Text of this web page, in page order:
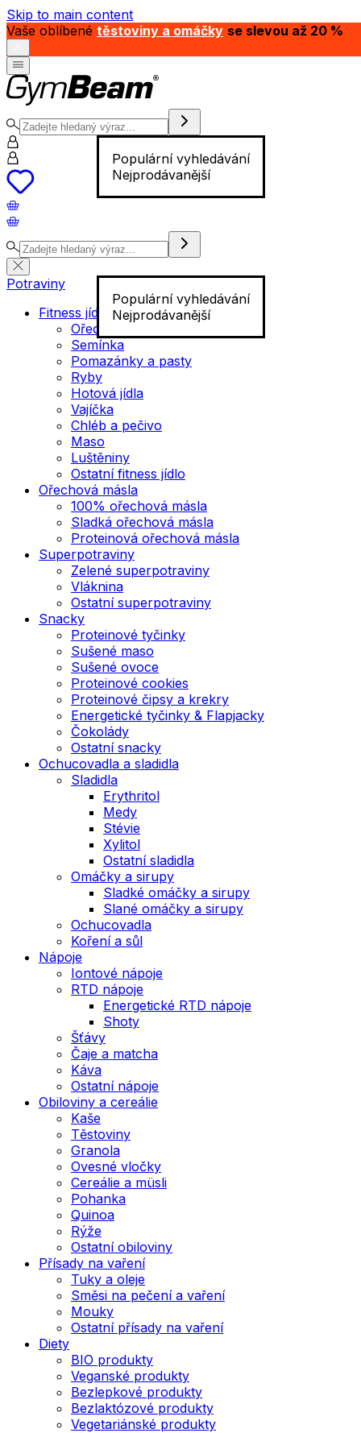
Skip to main content
Vaše oblíbené těstoviny a omáčky se slevou až 20 %
Populární vyhledávání
Nejprodávanější
Populární vyhledávání
Nejprodávanější
Potraviny
Fitness jídlo
Ořechy
Semínka
Pomazánky a pasty
Ryby
Hotová jídla
Vajíčka
Chléb a pečivo
Maso
Luštěniny
Ostatní fitness jídlo
Ořechová másla
100% ořechová másla
Sladká ořechová másla
Proteinová ořechová másla
Superpotraviny
Zelené superpotraviny
Vláknina
Ostatní superpotraviny
Snacky
Proteinové tyčinky
Sušené maso
Sušené ovoce
Proteinové cookies
Proteinové čipsy a krekry
Energetické tyčinky & Flapjacky
Čokolády
Ostatní snacky
Ochucovadla a sladidla
Sladidla
Erythritol
Medy
Stévie
Xylitol
Ostatní sladidla
Omáčky a sirupy
Sladké omáčky a sirupy
Slané omáčky a sirupy
Ochucovadla
Koření a sůl
Nápoje
Iontové nápoje
RTD nápoje
Energetické RTD nápoje
Shoty
Šťávy
Čaje a matcha
Káva
Ostatní nápoje
Obiloviny a cereálie
Kaše
Těstoviny
Granola
Ovesné vločky
Cereálie a müsli
Pohanka
Quinoa
Rýže
Ostatní obiloviny
Přísady na vaření
Tuky a oleje
Směsi na pečení a vaření
Mouky
Ostatní přísady na vaření
Diety
BIO produkty
Veganské produkty
Bezlepkové produkty
Bezlaktózové produkty
Vegetariánské produkty